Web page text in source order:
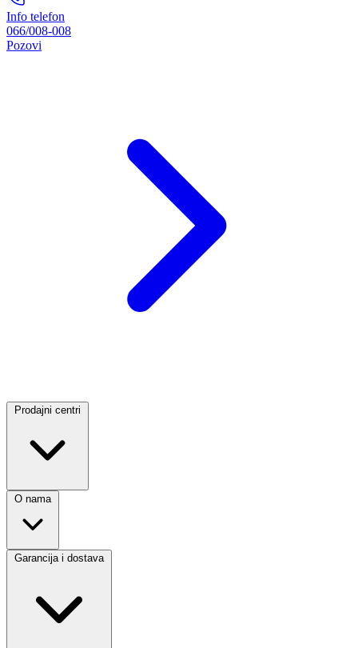
Info telefon
066/008-008
Pozovi
Prodajni centri
O nama
Garancija i dostava